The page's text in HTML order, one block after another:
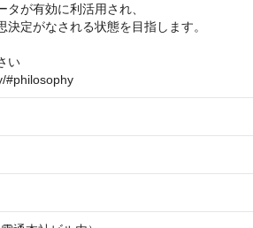
が有効に利活用され、
定がなされる状態を目指します。
い
#philosophy